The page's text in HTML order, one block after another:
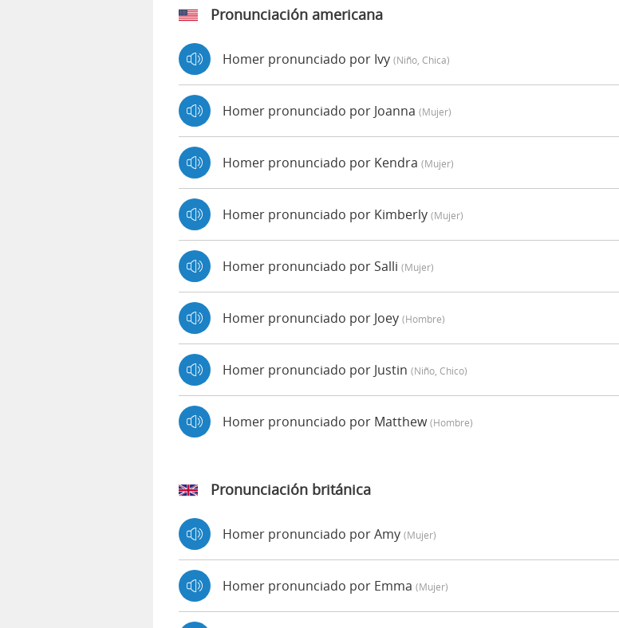
Pronunciación americana
Homer pronunciado por Ivy (niño, Chica)
Homer pronunciado por Joanna (mujer)
Homer pronunciado por Kendra (mujer)
Homer pronunciado por Kimberly (mujer)
Homer pronunciado por Salli (mujer)
Homer pronunciado por Joey (hombre)
Homer pronunciado por Justin (niño, Chico)
Homer pronunciado por Matthew(hombre)
Pronunciación británica
Homer pronunciado por Amy (mujer)
Homer pronunciado por Emma (mujer)